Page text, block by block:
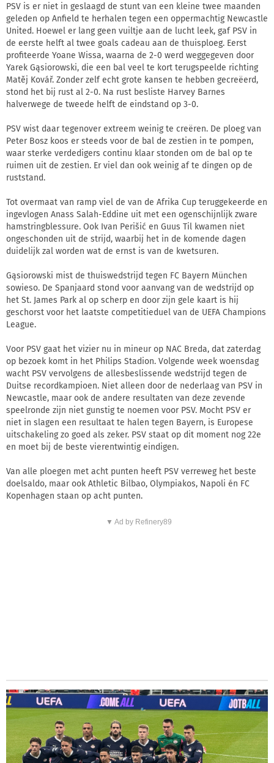
PSV is er niet in geslaagd de stunt van een kleine twee maanden
geleden op Anfield te herhalen tegen een oppermachtig Newcastle
United. Hoewel er lang geen vuiltje aan de lucht leek, gaf PSV in
de eerste helft al twee goals cadeau aan de thuisploeg. Eerst
profiteerde Yoane Wissa, waarna de 2-0 werd weggegeven door
Yarek Gąsiorowski, die een bal veel te kort terugspeelde richting
Matěj Kovář. Zonder zelf echt grote kansen te hebben gecreëerd,
stond het bij rust al 2-0. Na rust besliste Harvey Barnes
halverwege de tweede helft de eindstand op 3-0.
PSV wist daar tegenover extreem weinig te creëren. De ploeg van
Peter Bosz koos er steeds voor de bal de zestien in te pompen,
waar sterke verdedigers continu klaar stonden om de bal op te
ruimen uit de zestien. Er viel dan ook weinig af te dingen op de
ruststand.
Tot overmaat van ramp viel de van de Afrika Cup teruggekeerde en
ingevlogen Anass Salah-Eddine uit met een ogenschijnlijk zware
hamstringblessure. Ook Ivan Perišić en Guus Til kwamen niet
ongeschonden uit de strijd, waarbij het in de komende dagen
duidelijk zal worden wat de ernst is van de kwetsuren.
Gąsiorowski mist de thuiswedstrijd tegen FC Bayern München
sowieso. De Spanjaard stond voor aanvang van de wedstrijd op
het St. James Park al op scherp en door zijn gele kaart is hij
geschorst voor het laatste competitieduel van de UEFA Champions
League.
Voor PSV gaat het vizier nu in mineur op NAC Breda, dat zaterdag
op bezoek komt in het Philips Stadion. Volgende week woensdag
wacht PSV vervolgens de allesbeslissende wedstrijd tegen de
Duitse recordkampioen. Niet alleen door de nederlaag van PSV in
Newcastle, maar ook de andere resultaten van deze zevende
speelronde zijn niet gunstig te noemen voor PSV. Mocht PSV er
niet in slagen een resultaat te halen tegen Bayern, is Europese
uitschakeling zo goed als zeker. PSV staat op dit moment nog 22e
en moet bij de beste vierentwintig eindigen.
Van alle ploegen met acht punten heeft PSV verreweg het beste
doelsaldo, maar ook Athletic Bilbao, Olympiakos, Napoli én FC
Kopenhagen staan op acht punten.
▼ Ad by Refinery89